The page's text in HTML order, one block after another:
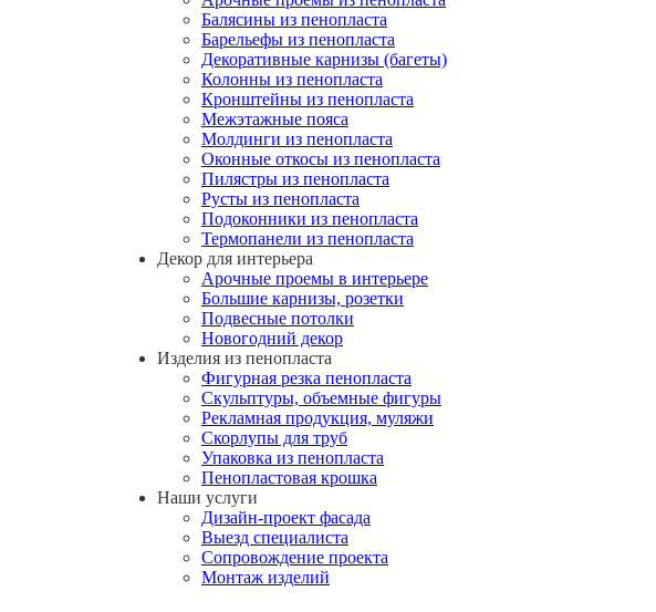
Балясины из пенопласта
Барельефы из пенопласта
Декоративные карнизы (багеты)
Колонны из пенопласта
Кронштейны из пенопласта
Межэтажные пояса
Молдинги из пенопласта
Оконные откосы из пенопласта
Пилястры из пенопласта
Русты из пенопласта
Подоконники из пенопласта
Термопанели из пенопласта
Декор для интерьера
Арочные проемы в интерьере
Большие карнизы, розетки
Подвесные потолки
Новогодний декор
Изделия из пенопласта
Фигурная резка пенопласта
Скульптуры, объемные фигуры
Рекламная продукция, муляжи
Скорлупы для труб
Упаковка из пенопласта
Пенопластовая крошка
Наши услуги
Дизайн-проект фасада
Выезд специалиста
Сопровождение проекта
Монтаж изделий